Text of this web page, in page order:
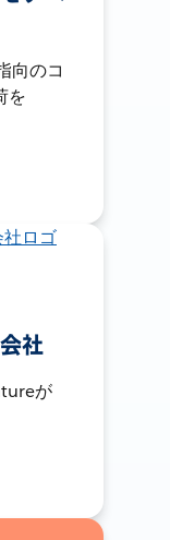
向のコ
を
社
が